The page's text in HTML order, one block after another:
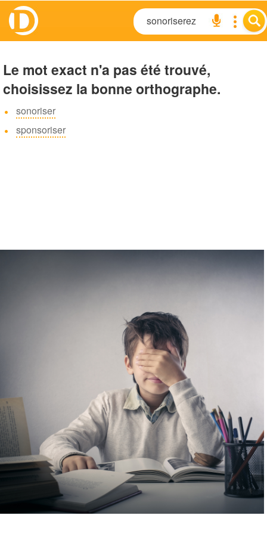
Le mot exact n'a pas été trouvé,
choisissez la bonne orthographe.
sonoriser
sponsoriser